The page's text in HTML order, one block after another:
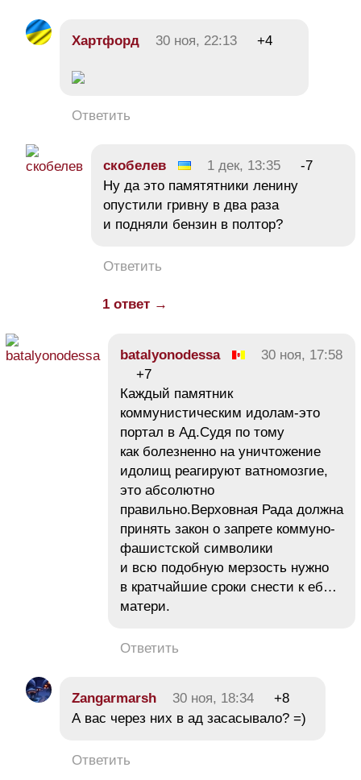
Хартфорд 30 ноя, 22:13 +4
Ответить
скобелев 1 дек, 13:35
-7
Ну да это памятятники ленину
опустили гривну в два раза
и подняли бензин в полтор?
Ответить
1 ответ →
batalyonodessa
30 ноя, 17:58
+7
Каждый памятник
коммунистическим идолам-это
портал в Ад.Судя по тому
как болезненно на уничтожение
идолищ реагируют ватномозгие,
это абсолютно
правильно.Верховная Рада должна
принять закон о запрете коммуно-
фашистской символики
и всю подобную мерзость нужно
в кратчайшие сроки снести к еб…
матери.
Ответить
Zangarmarsh 30 ноя, 18:34
+8
А вас через них в ад засасывало? =)
Ответить